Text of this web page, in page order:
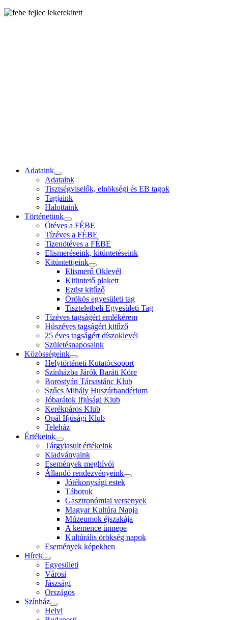
Adataink
Adataink
Tisztségviselők, elnökségi és EB tagok
Tagjaink
Halottaink
Történetünk
Ötéves a FÉBE
Tízéves a FÉBE
Tizenötéves a FÉBE
Elismeréseink, kitüntetéseink
Kitüntettjeink
Elismerő Oklevél
Kitüntető plakett
Ezüst kitűző
Örökös egyesületi tag
Tiszteletbeli Egyesületi Tag
Tízéves tagságért emlékérem
Húszéves tagságért kitűző
25 éves tagságért díszoklevél
Születésnaposaink
Közösségeink
Helytörténeti Kutatócsoport
Színházba Járók Baráti Köre
Borostyán Társastánc Klub
Szűcs Mihály Huszárbandérium
Jóbarátok Ifjúsági Klub
Kerékpáros Klub
Opál Ifjúsági Klub
Teleház
Értékeink
Tárgyiasult értékeink
Kiadványaink
Események meghívói
Állandó rendezvényeink
Jótékonysági estek
Táborok
Gasztronómiai versenyek
Magyar Kultúra Napja
Múzeumok éjszakája
A kemence ünnepe
Kultúrális örökség napok
Események képekben
Hírek
Egyesületi
Városi
Jászsági
Országos
Színház
Helyi